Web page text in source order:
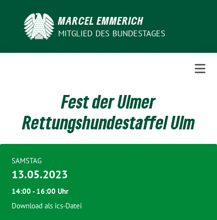
MARCEL EMMERICH
MITGLIED DES BUNDESTAGES
Fest der Ulmer
Rettungshundestaffel Ulm
SAMSTAG
13.05.2023
14:00 - 16:00 Uhr
Download als ics-Datei